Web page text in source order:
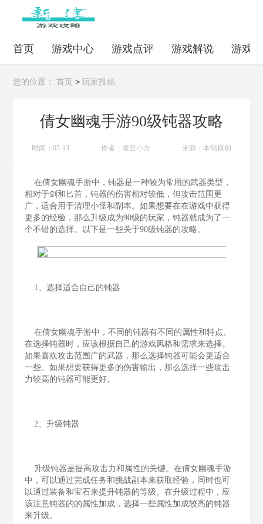
首页 游戏中心 游戏点评 游戏解说 游戏
您的位置： 首页 >玩家投稿
倩女幽魂手游90级钝器攻略
时间：05-13 作者：凌云小方 来源：本站原创
在倩女幽魂手游中，钝器是一种较为常用的武器类型，
相对于剑和匕首，钝器的伤害相对较低，但攻击范围更
广，适合用于清理小怪和副本。如果想要在在游戏中获得
更多的经验，那么升级成为90级的玩家，钝器就成为了一
个不错的选择。以下是一些关于90级钝器的攻略。
1、选择适合自己的钝器
在倩女幽魂手游中，不同的钝器有不同的属性和特点。
在选择钝器时，应该根据自己的游戏风格和需求来选择。
如果喜欢攻击范围广的武器，那么选择钝器可能会更适合
一些。如果想要获得更多的伤害输出，那么选择一些攻击
力较高的钝器可能更好。
2、升级钝器
升级钝器是提高攻击力和属性的关键。在倩女幽魂手游
中，可以通过完成任务和挑战副本来获取经验，同时也可
以通过装备和宝石来提升钝器的等级。在升级过程中，应
该注意钝器的的属性加成，选择一些属性加成较高的钝器
来升级。